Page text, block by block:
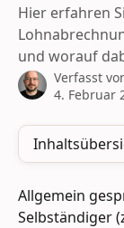
Hier erfahren
und worauf
Verfasst
4. Februar
Allgemein
Selbständiger